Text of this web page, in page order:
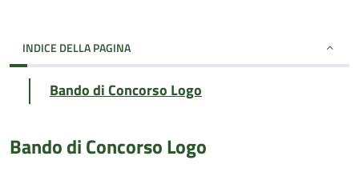
INDICE DELLA PAGINA
Bando di Concorso Logo
Bando di Concorso Logo